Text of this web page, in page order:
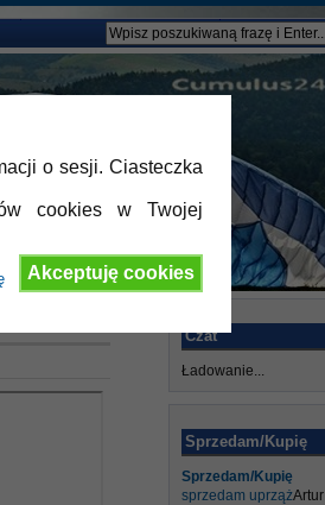
o sesji. Ciasteczka
cookies w Twojej
Akceptuję cookies
Czat
Ładowanie...
Sprzedam/Kupię
Sprzedam/Kupię
sprzedam uprzążArtur